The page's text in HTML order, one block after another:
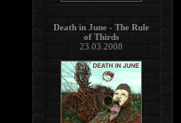
Death in June - The Rule
of Thirds
23.03.2008